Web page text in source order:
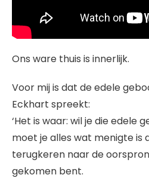
Ons ware thuis is innerlijk.
Voor mij is dat de edele
Eckhart spreekt:
‘Het is waar: wil je die edele
moet je alles wat menigte is
terugkeren naar de
gekomen bent.